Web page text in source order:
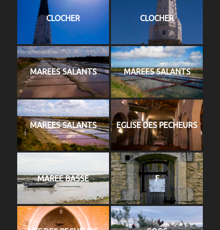
CLOCHER CLOCHER
MAREES SALANTS MAREES SALANTS
MAREES SALANTS EGLISE DES PECHEURS
MAREE BASSE F